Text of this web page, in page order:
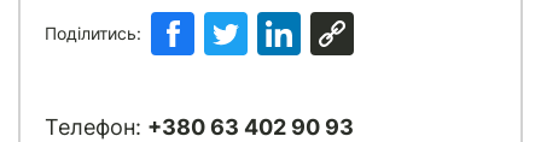
Поділитись:
Телефон: +380 63 402 90 93